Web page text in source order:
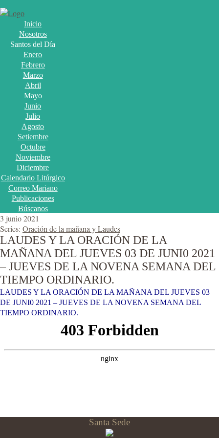
Inicio
Nosotros
Santos del Día
Enero
Febrero
Marzo
Abril
Mayo
Junio
Julio
Agosto
Setiembre
Octubre
Noviembre
Diciembre
Calendario Litúrgico
Correo Mariano
Publicaciones
Búscanos
3 junio 2021
Series: Oración de la mañana y Laudes
LAUDES Y LA ORACIÓN DE LA
MAÑANA DEL JUEVES 03 DE JUNI0 2021
– JUEVES DE LA NOVENA SEMANA DEL
TIEMPO ORDINARIO.
LAUDES Y LA ORACIÓN DE LA MAÑANA DEL JUEVES 03
DE JUNI0 2021 – JUEVES DE LA NOVENA SEMANA DEL
TIEMPO ORDINARIO.
Santa Sede